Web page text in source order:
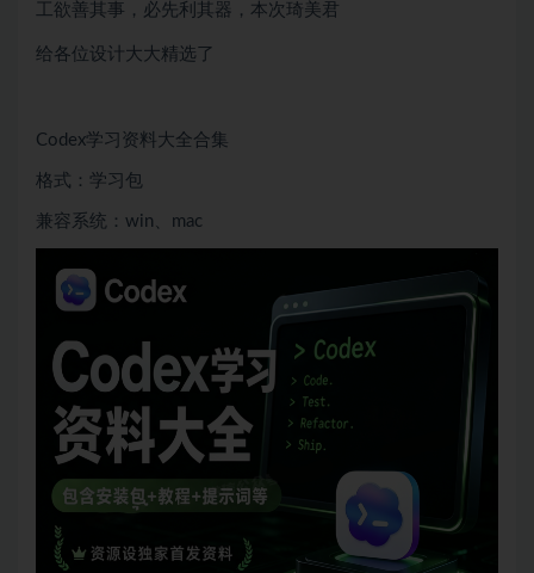
工欲善其事，必先利其器，本次琦美君
给各位设计大大精选了
Codex学习资料大全合集
格式：学习包
兼容系统：win、mac